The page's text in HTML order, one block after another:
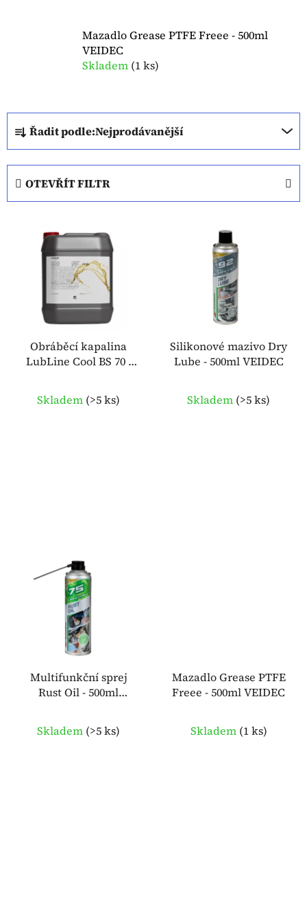
Mazadlo Grease PTFE Freee - 500ml
VEIDEC
Skladem (1 ks)
Ř
a
z
n
í
Řadit podle:Nejprodávanější
OTEVŘÍT FILTR
Obráběcí kapalina
LubLine Cool BS 70 -
Skladem (>5 ks)
Silikonové mazivo Dry
Lube - 500ml VEIDEC
Skladem (>5 ks)
Multifunkční sprej
Rust Oil - 500ml
Skladem (>5 ks)
Mazadlo Grease PTFE
Freee - 500ml VEIDEC
Skladem (1 ks)